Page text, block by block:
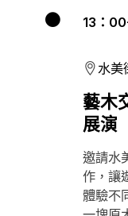
13：
水美
藝木
展演
邀請水
作，讓
體驗不